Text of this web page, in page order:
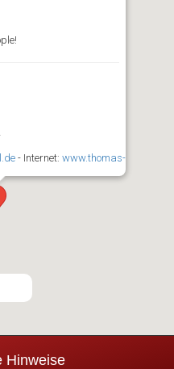
- Internet: www.thomas-
Hinweise